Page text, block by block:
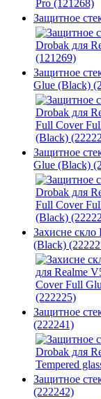
Защитное
Защитное
Glue (Black)
Защитное
Glue (Black)
Захисне
(Black)
Защитное
(222241)
Защитное
(222242)